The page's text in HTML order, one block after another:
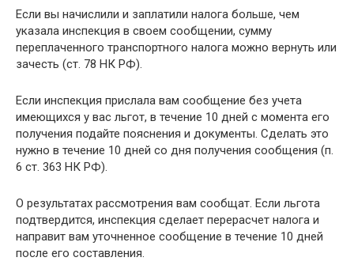
Если вы начислили и заплатили налога больше, чем
указала инспекция в своем сообщении, сумму
переплаченного транспортного налога можно вернуть или
зачесть (ст. 78 НК РФ).
Если инспекция прислала вам сообщение без учета
имеющихся у вас льгот, в течение 10 дней с момента его
получения подайте пояснения и документы. Сделать это
нужно в течение 10 дней со дня получения сообщения (п.
6 ст. 363 НК РФ).
О результатах рассмотрения вам сообщат. Если льгота
подтвердится, инспекция сделает перерасчет налога и
направит вам уточненное сообщение в течение 10 дней
после его составления.